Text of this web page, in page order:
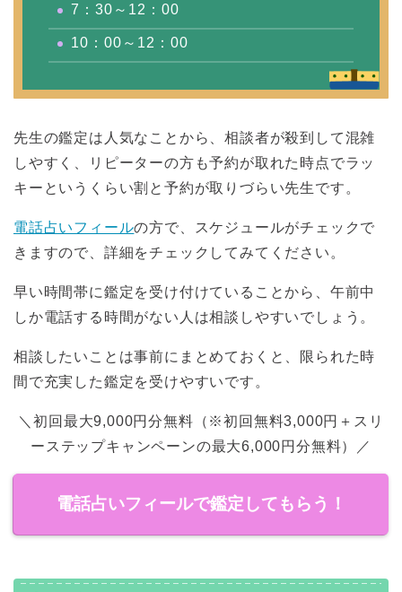
7：30～12：00
10：00～12：00
先生の鑑定は人気なことから、相談者が殺到して混雑
しやすく、リピーターの方も予約が取れた時点でラッ
キーというくらい割と予約が取りづらい先生です。
電話占いフィールの方で、スケジュールがチェックで
きますので、詳細をチェックしてみてください。
早い時間帯に鑑定を受け付けていることから、午前中
しか電話する時間がない人は相談しやすいでしょう。
相談したいことは事前にまとめておくと、限られた時
間で充実した鑑定を受けやすいです。
＼初回最大9,000円分無料（※初回無料3,000円＋スリ
ーステップキャンペーンの最大6,000円分無料）／
電話占いフィールで鑑定してもらう！